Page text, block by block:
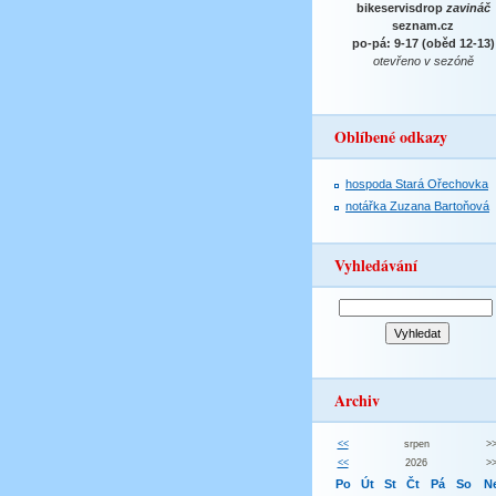
bikeservisdrop zavináč
seznam.cz
po-pá: 9-17 (oběd 12-13)
otevřeno v sezóně
Oblíbené odkazy
hospoda Stará Ořechovka
notářka Zuzana Bartoňová
Vyhledávání
Archiv
<< srpen
>>
<<
2026 >>
Po Út St Čt Pá So